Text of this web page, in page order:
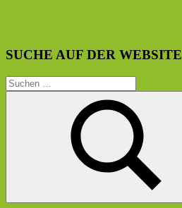
SUCHE AUF DER WEBSITE
Suchen
nach:
Suchen